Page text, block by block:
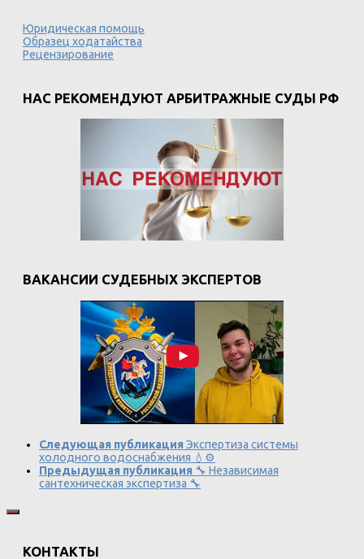
Юридическая помощь
Образец ходатайства
Рецензирование
НАС РЕКОМЕНДУЮТ АРБИТРАЖНЫЕ СУДЫ РФ
ВАКАНСИИ СУДЕБНЫХ ЭКСПЕРТОВ
Следующая публикация Экспертиза системы
холодного водоснабжения 💧⚙
Предыдущая публикация 🔧 Независимая
сантехническая экспертиза 🔧
КОНТАКТЫ